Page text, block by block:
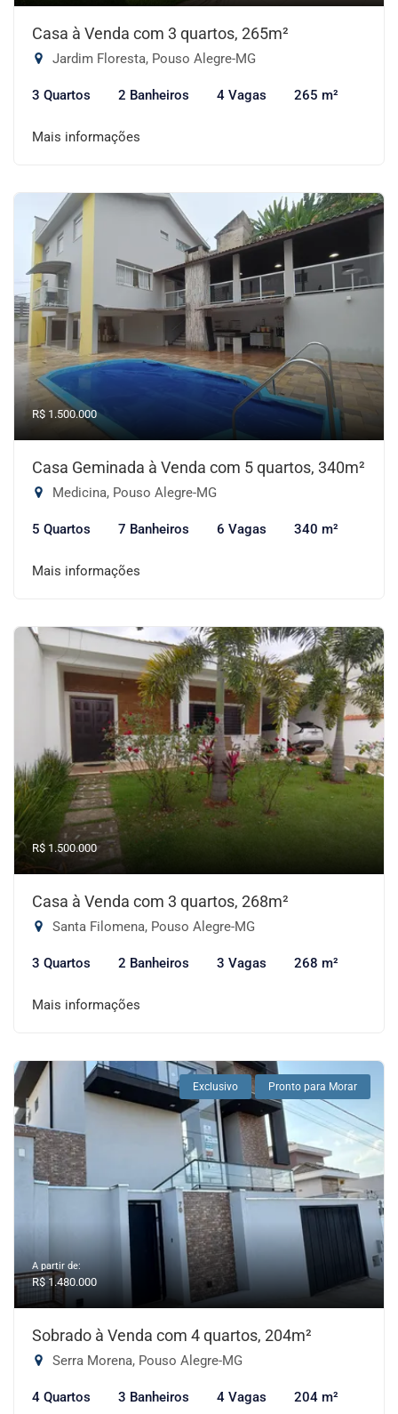
Casa à Venda com 3 quartos, 265m²
Jardim Floresta, Pouso Alegre-MG
3 Quartos 2 Banheiros 4 Vagas 265 m²
Mais informações
R$ 1.500.000
Casa Geminada à Venda com 5 quartos, 340m²
Medicina, Pouso Alegre-MG
5 Quartos 7 Banheiros 6 Vagas 340 m²
Mais informações
R$ 1.500.000
Casa à Venda com 3 quartos, 268m²
Santa Filomena, Pouso Alegre-MG
3 Quartos 2 Banheiros 3 Vagas 268 m²
Mais informações
Exclusivo Pronto para Morar
A partir de:
R$ 1.480.000
Sobrado à Venda com 4 quartos, 204m²
Serra Morena, Pouso Alegre-MG
4 Quartos 3 Banheiros 4 Vagas 204 m²